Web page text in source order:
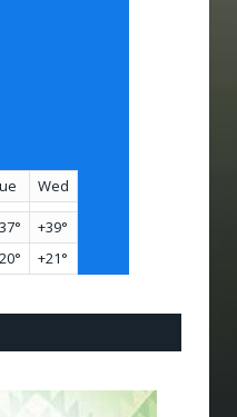
Wed
37° +39°
20° +21°